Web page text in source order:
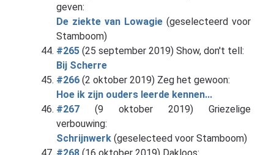
geven:
De ziekte van Lowagie(geselecteerd voor
Stamboom)
#265(25 september 2019) Show, don't tell:
Bij Scherre
#266(2 oktober 2019) Zeg het gewoon:
Hoe ik zijn ouders leerde kennen...
#267(9 oktober 2019) Griezelige
verbouwing:
Schrijnwerk(geselecteed voor Stamboom)